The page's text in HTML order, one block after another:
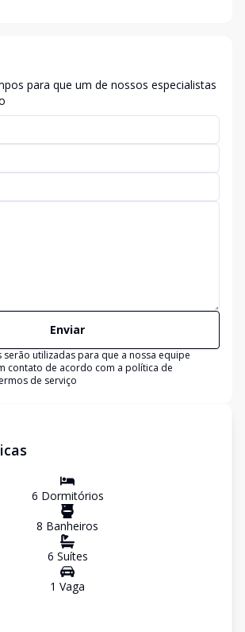
para que um de nossos especialistas
Enviar
serão utilizadas para que a nossa equipe
contato de acordo com a política de
de serviço
6 Dormitórios
8 Banheiros
6 Suítes
1 Vaga